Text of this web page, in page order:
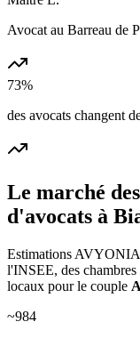
Avocat au Barreau de
73%
des avocats changent
Le marché des
d'avocats à
Estimations AVYONIA
l'INSEE, des chambres
locaux pour le couple
~984